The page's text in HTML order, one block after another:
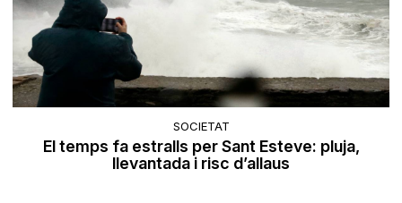
SOCIETAT
El temps fa estralls per Sant Esteve: pluja,
llevantada i risc d’allaus